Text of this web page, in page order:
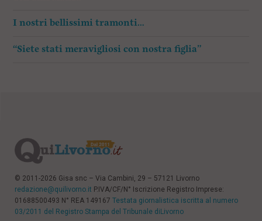
I nostri bellissimi tramonti…
“Siete stati meravigliosi con nostra figlia”
© 2011-2026 Gisa snc – Via Cambini, 29 – 57121 Livorno
redazione@quilivorno.it P.IVA/CF/N° Iscrizione Registro Imprese:
01688500493 N° REA 149167 Testata giornalistica iscritta al numero
03/2011 del Registro Stampa del Tribunale diLivorno